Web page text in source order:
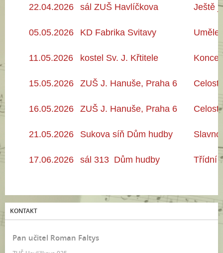
22.04.2026 sál ZUŠ Havlíčkova Ještě
05.05.2026 KD Fabrika Svitavy
11.05.2026 kostel Sv.J. Křtitele
15.05.2026 ZUŠ J. Hanuše, Praha 6
16.05.2026 ZUŠ J. Hanuše, Praha 6
21.05.2026 Sukova síň Dům hudby
17.06.2026 sál 313 Dům hudby Třídní
KONTAKT
Pan učitel Roman Faltys